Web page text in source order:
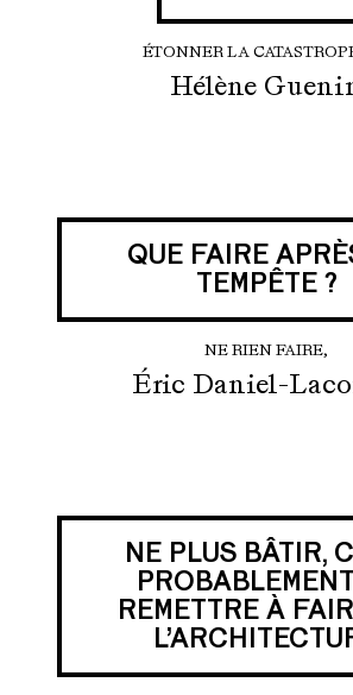
ÉTONNER LA
Hélène
QUE FAIRE
TEMPÊTE ?
NE RIEN FAIRE,
Éric Daniel-
NE PLUS BÂTIR,
REMETTRE À